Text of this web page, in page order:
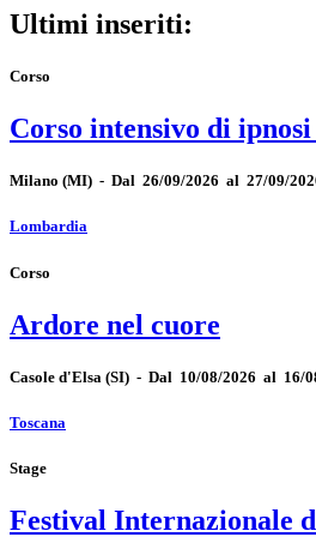
Ultimi inseriti:
Corso
Corso intensivo di
Milano (MI) - Dal 26/09/2026 al 27/09/
Lombardia
Corso
Ardore nel cuore
Casole d'Elsa (SI) - Dal 10/08/2026 al 16/
Toscana
Stage
Festival Internazionale